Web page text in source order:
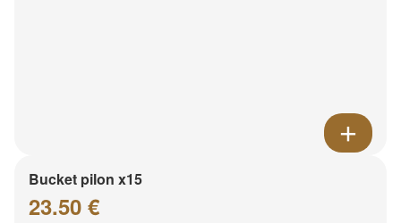
Bucket pilon x15
23.50 €